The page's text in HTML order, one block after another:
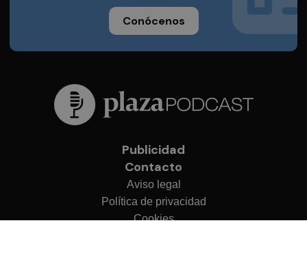
Conócenos
Publicidad
Contacto
Aviso legal
Política de privacidad
Cookies